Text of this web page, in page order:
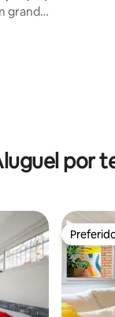
grande
por